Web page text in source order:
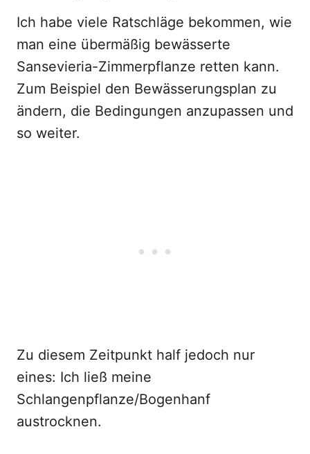
Ich habe viele Ratschläge bekommen, wie
man eine übermäßig bewässerte
Sansevieria-Zimmerpflanze retten kann.
Zum Beispiel den Bewässerungsplan zu
ändern, die Bedingungen anzupassen und
so weiter.
Zu diesem Zeitpunkt half jedoch nur
eines: Ich ließ meine
Schlangenpflanze/Bogenhanf
austrocknen.